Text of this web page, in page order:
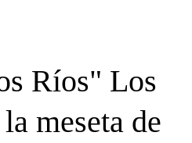
Ríos" Los
meseta de